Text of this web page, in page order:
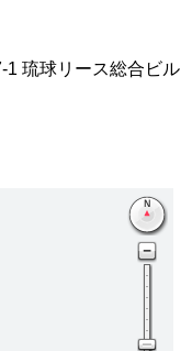
1 琉球リース総合ビル